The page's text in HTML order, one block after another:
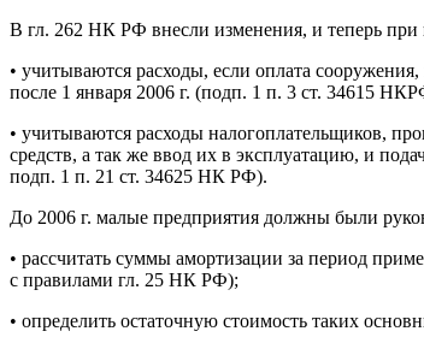
В гл. 262 НК РФ внесли изменения, и теперь при
• учитываются расходы, если оплата
после 1 января 2006 г. (подп. 1 п. 3 ст. 34615
• учитываются расходы налогоплательщиков,
средств, а так же ввод их в эксплуатацию, и
подп. 1 п. 21 ст. 34625 НК РФ).
До 2006 г. малые предприятия должны были
• рассчитать суммы амортизации за период
с правилами гл. 25 НК РФ);
• определить остаточную стоимость таких